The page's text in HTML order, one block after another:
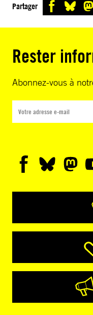
Partager
Rester
Abonnez-vous à